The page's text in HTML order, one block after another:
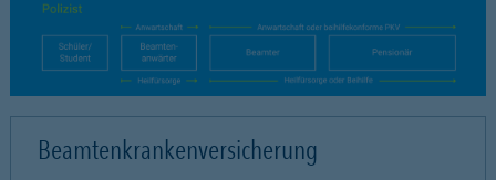
Beamtenkrankenversicherung